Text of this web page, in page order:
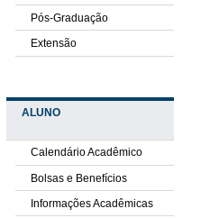
Pós-Graduação
Extensão
ALUNO
Calendário Acadêmico
Bolsas e Benefícios
Informações Acadêmicas